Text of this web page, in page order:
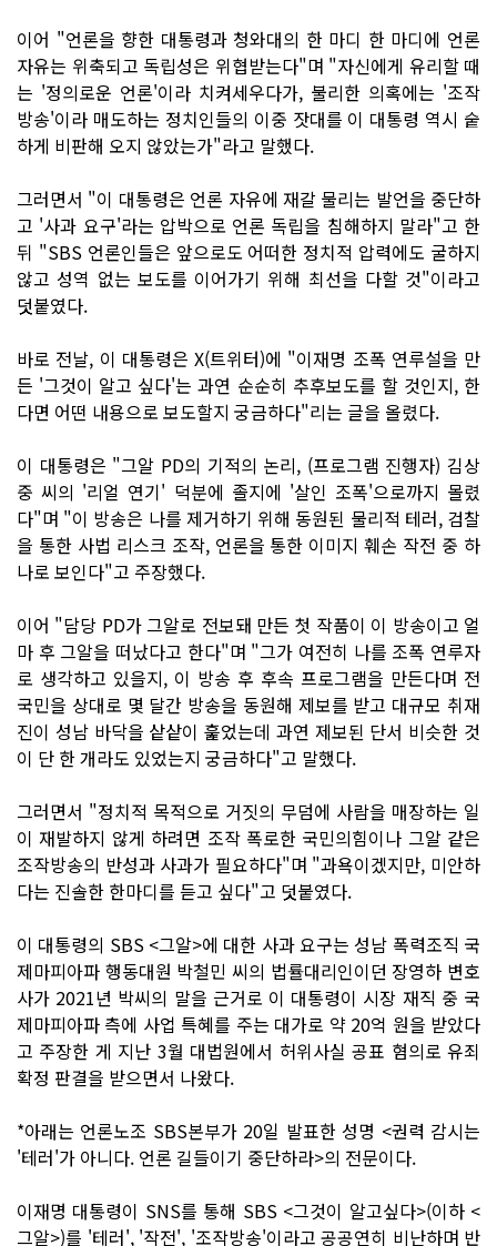
이어 "언론을 향한 대통령과 청와대의 한 마디 한 마디에 언론
자유는 위축되고 독립성은 위협받는다"며 "자신에게 유리할 때
는 '정의로운 언론'이라 치켜세우다가, 불리한 의혹에는 '조작
방송'이라 매도하는 정치인들의 이중 잣대를 이 대통령 역시 숱
하게 비판해 오지 않았는가"라고 말했다.
그러면서 "이 대통령은 언론 자유에 재갈 물리는 발언을 중단하
고 '사과 요구'라는 압박으로 언론 독립을 침해하지 말라"고 한
뒤 "SBS 언론인들은 앞으로도 어떠한 정치적 압력에도 굴하지
않고 성역 없는 보도를 이어가기 위해 최선을 다할 것"이라고
덧붙였다.
바로 전날, 이 대통령은 X(트위터)에 "이재명 조폭 연루설을 만
든 '그것이 알고 싶다'는 과연 순순히 추후보도를 할 것인지, 한
다면 어떤 내용으로 보도할지 궁금하다"리는 글을 올렸다.
이 대통령은 "그알 PD의 기적의 논리, (프로그램 진행자) 김상
중 씨의 '리얼 연기' 덕분에 졸지에 '살인 조폭'으로까지 몰렸
다"며 "이 방송은 나를 제거하기 위해 동원된 물리적 테러, 검찰
을 통한 사법 리스크 조작, 언론을 통한 이미지 훼손 작전 중 하
나로 보인다"고 주장했다.
이어 "담당 PD가 그알로 전보돼 만든 첫 작품이 이 방송이고 얼
마 후 그알을 떠났다고 한다"며 "그가 여전히 나를 조폭 연루자
로 생각하고 있을지, 이 방송 후 후속 프로그램을 만든다며 전
국민을 상대로 몇 달간 방송을 동원해 제보를 받고 대규모 취재
진이 성남 바닥을 샅샅이 훑었는데 과연 제보된 단서 비슷한 것
이 단 한 개라도 있었는지 궁금하다"고 말했다.
그러면서 "정치적 목적으로 거짓의 무덤에 사람을 매장하는 일
이 재발하지 않게 하려면 조작 폭로한 국민의힘이나 그알 같은
조작방송의 반성과 사과가 필요하다"며 "과욕이겠지만, 미안하
다는 진솔한 한마디를 듣고 싶다"고 덧붙였다.
이 대통령의 SBS <그알>에 대한 사과 요구는 성남 폭력조직 국
제마피아파 행동대원 박철민 씨의 법률대리인이던 장영하 변호
사가 2021년 박씨의 말을 근거로 이 대통령이 시장 재직 중 국
제마피아파 측에 사업 특혜를 주는 대가로 약 20억 원을 받았다
고 주장한 게 지난 3월 대법원에서 허위사실 공표 혐의로 유죄
확정 판결을 받으면서 나왔다.
*아래는 언론노조 SBS본부가 20일 발표한 성명 <권력 감시는
'테러'가 아니다. 언론 길들이기 중단하라>의 전문이다.
이재명 대통령이 SNS를 통해 SBS <그것이 알고싶다>(이하 <
그알>)를 '테러', '작전', '조작방송'이라고 공공연히 비난하며 반